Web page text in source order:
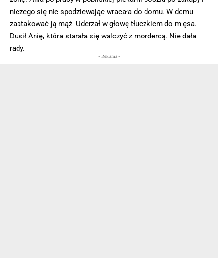
niczego się nie spodziewając wracała do domu. W domu
zaatakować ją mąż. Uderzał w głowę tłuczkiem do mięsa.
Dusił Anię, która starała się walczyć z mordercą. Nie dała
rady.
- Reklama -